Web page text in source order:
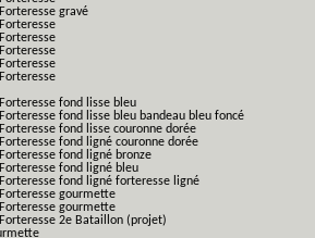
gravé
fond lisse bleu
fond lisse bleu bandeau bleu foncé
fond lisse couronne dorée
fond ligné couronne dorée
fond ligné bronze
fond ligné bleu
fond ligné forteresse ligné
gourmette
gourmette
2e Bataillon (projet)